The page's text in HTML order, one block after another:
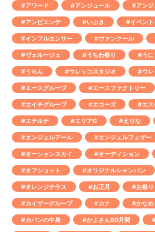
#アワード #アンジュール #アンジ
#アンビエンテ #いぶき #イベント
#インフルエンサー #ヴァンクール
#ヴェルージュ #うちわ祭り #うに
#うらん #ウレッコスタジオ #ウレ
#エースグループ #エースファクトリー
#エイチグループ #エコーズ #エス
#エテルナ #エリアG #えりな
#エンジェルアール #エンジェルフェザー
#オーシャンスカイ #オーディション
#オフショット #オリジナルシャンパン
#オレンジテラス #お正月 #お祭り
#カイザーグループ #カナ #かなめ
#カバンの中身 #かよさんBD月間